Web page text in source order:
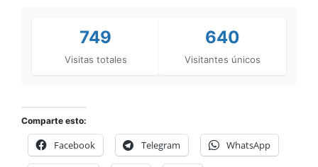
749
Visitas totales
640
Visitantes únicos
Comparte esto:
Facebook Telegram WhatsApp